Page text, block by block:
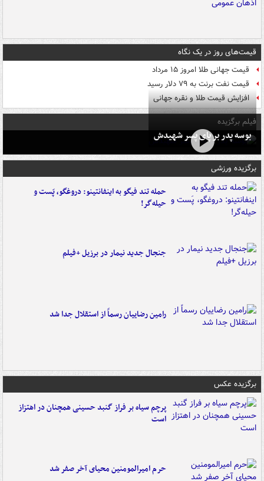
قیمت‌های روز در یک نگاه
قیمت جهانی طلا امروز ۱۵ مرداد
قیمت نفت برنت به ۷۹ دلار رسید
افزایش قیمت طلا و نقره جهانی
فیلم برگزیده
بوسه‌ پدر بر پای پسر شهیدش
برگزیده ورزشی
حمله تند فیگو به اینفانتینو: دروغگو، پَست‌ و
حیله‌گر!
جنجال جدید نیمار در برزیل +فیلم
رامین رضاییان رسماً از استقلال جدا شد
برگزیده عکس
پرچم سیاه بر فراز گنبد حسینی همچنان در اهتزاز
است
حرم امیرالمومنین محیای آخر صفر شد